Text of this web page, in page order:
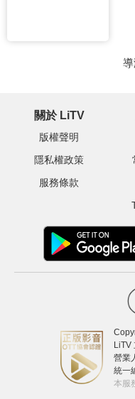
導
關於 LiTV
版權聲明
隱私權政策
服務條款
LiTV
營業
統一
本服